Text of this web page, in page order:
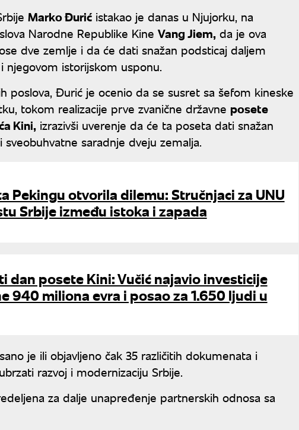
Marko Đurić istakao je danas u Njujorku, na
Narodne Republike Kine Vang Jiem, da je ova
dve zemlje i da će dati snažan podsticaj daljem
njegovom istorijskom usponu.
poslova, Đurić je ocenio da se susret sa šefom kineske
tokom realizacije prve zvanične državne posete
Kini, izrazivši uverenje da će ta poseta dati snažan
saradnje dveju zemalja.
Pekingu otvorila dilemu: Stručnjaci za UNU
Srbije između istoka i zapada
dan posete Kini: Vučić najavio investicije
940 miliona evra i posao za 1.650 ljudi u
je ili objavljeno čak 35 različitih dokumenata i
razvoj i modernizaciju Srbije.
za dalje unapređenje partnerskih odnosa sa